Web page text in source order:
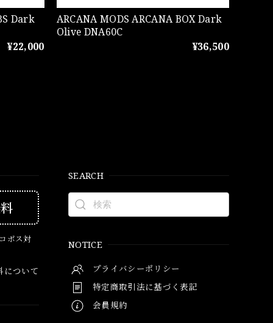
¥22,000
ARCANA MODS ARCANA BOX Dark
Olive DNA60C
¥36,500
ポス対
ついて
SEARCH
NOTICE
プライバシーポリシー
特定商取引法に基づく表記
会員規約